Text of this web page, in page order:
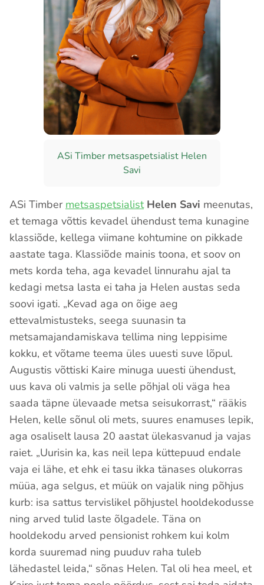
ASi Timber metsaspetsialist Helen
Savi
ASi Timber metsaspetsialist Helen Savi meenutas,
et temaga võttis kevadel ühendust tema kunagine
klassiõde, kellega viimane kohtumine on pikkade
aastate taga. Klassiõde mainis toona, et soov on
mets korda teha, aga kevadel linnurahu ajal ta
kedagi metsa lasta ei taha ja Helen austas seda
soovi igati. „Kevad aga on õige aeg
ettevalmistusteks, seega suunasin ta
metsamajandamiskava tellima ning leppisime
kokku, et võtame teema üles uuesti suve lõpul.
Augustis võttiski Kaire minuga uuesti ühendust,
uus kava oli valmis ja selle põhjal oli väga hea
saada täpne ülevaade metsa seisukorrast,“ rääkis
Helen, kelle sõnul oli mets, suures enamuses lepik,
aga osaliselt lausa 20 aastat ülekasvanud ja vajas
raiet. „Uurisin ka, kas neil lepa küttepuud endale
vaja ei lähe, et ehk ei tasu ikka tänases olukorras
müüa, aga selgus, et müük on vajalik ning põhjus
kurb: isa sattus tervislikel põhjustel hooldekodusse
ning arved tulid laste õlgadele. Täna on
hooldekodu arved pensionist rohkem kui kolm
korda suuremad ning puuduv raha tuleb
lähedastel leida,“ sõnas Helen. Tal oli hea meel, et